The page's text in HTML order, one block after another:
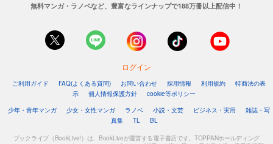
無料マンガ・ラノベなど、豊富なラインナップで188万冊以上配信中！
ログイン
ご利用ガイド FAQ(よくある質問) お問い合わせ 採用情報 利用規約
特商法の表
示
個人情報保護方針
cookie等ポリシー
少年・青年マンガ
少女・女性マンガ ラノベ 小説・文芸 ビジネス・実用
雑誌・写
真集
TL BL
ブックライブ（BookLive!）は、BookLiveが運営する電子書店です。TOPPANホールディング